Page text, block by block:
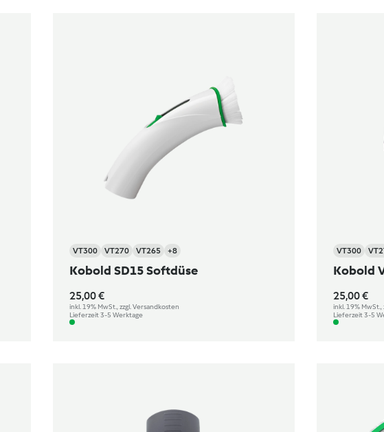
VT300 VT270 VT265 +8
Kobold SD15 Softdüse
25,00 €
inkl. 19% MwSt., zzgl. Versandkosten
Lieferzeit 3-5 Werktage
VT300
Kobold
25,00 €
inkl. 19% MwSt.,
Lieferzeit 3-5